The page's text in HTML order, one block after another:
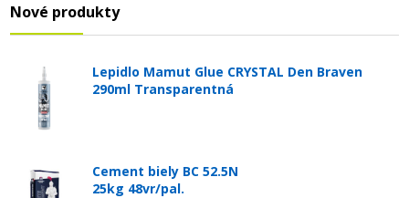
Nové produkty
Lepidlo Mamut Glue CRYSTAL Den Braven
290ml Transparentná
Cement biely BC 52.5N
25kg 48vr/pal.